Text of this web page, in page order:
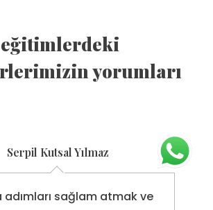
eğitimlerdeki
yorumları
adımları sağlam atmak ve
Serpil Kutsal Yılmaz